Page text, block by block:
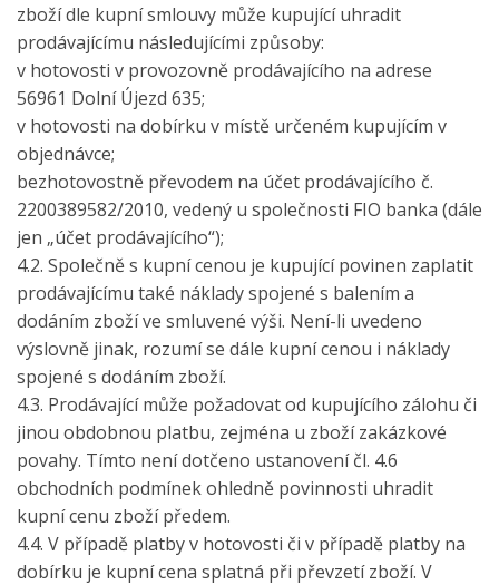
zboží dle kupní smlouvy může kupující uhradit
prodávajícímu následujícími způsoby:
v hotovosti v provozovně prodávajícího na adrese
56961 Dolní Újezd 635;
v hotovosti na dobírku v místě určeném kupujícím v
objednávce;
bezhotovostně převodem na účet prodávajícího č.
2200389582/2010, vedený u společnosti FIO banka (dále
jen „účet prodávajícího“);
4.2. Společně s kupní cenou je kupující povinen zaplatit
prodávajícímu také náklady spojené s balením a
dodáním zboží ve smluvené výši. Není-li uvedeno
výslovně jinak, rozumí se dále kupní cenou i náklady
spojené s dodáním zboží.
4.3. Prodávající může požadovat od kupujícího zálohu či
jinou obdobnou platbu, zejména u zboží zakázkové
povahy. Tímto není dotčeno ustanovení čl. 4.6
obchodních podmínek ohledně povinnosti uhradit
kupní cenu zboží předem.
4.4. V případě platby v hotovosti či v případě platby na
dobírku je kupní cena splatná při převzetí zboží. V